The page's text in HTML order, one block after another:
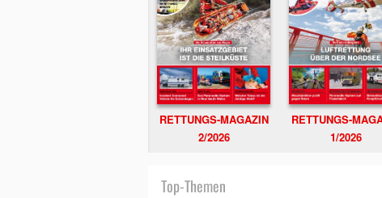
RETTUNGS-MAGAZIN
2/2026
RETTUNGS-
1/2026
Top-Themen